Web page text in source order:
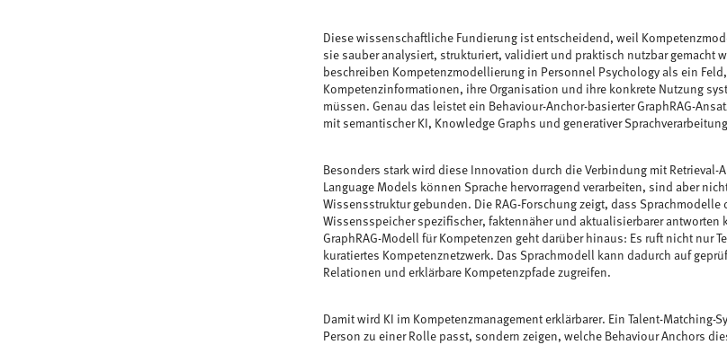
Diese wissenschaftliche Fundierung ist entscheidend, weil
sie sauber analysiert, strukturiert, validiert und praktisch nutzbar gemacht
beschreiben Kompetenzmodellierung in Personnel Psychology als ein
Kompetenzinformationen, ihre Organisation und ihre konkrete Nutzung
müssen. Genau das leistet ein Behaviour-Anchor-basierter GraphRAG-
mit semantischer KI, Knowledge Graphs und generativer
Besonders stark wird diese Innovation durch die Verbindung mit Retrieval-
Language Models können Sprache hervorragend verarbeiten, sind aber
Wissensstruktur gebunden. Die RAG-Forschung zeigt, dass Sprachmodelle
Wissensspeicher spezifischer, faktennäher und aktualisierbarer antworten
GraphRAG-Modell für Kompetenzen geht darüber hinaus: Es ruft nicht nur
kuratiertes Kompetenznetzwerk. Das Sprachmodell kann dadurch auf
Relationen und erklärbare Kompetenzpfade zugreifen.
Damit wird KI im Kompetenzmanagement erklärbarer. Ein Talent-
Person zu einer Rolle passt, sondern zeigen, welche Behaviour Anchors